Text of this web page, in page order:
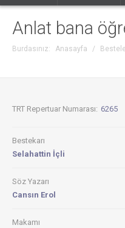
Anlat bana
Burdasınız: Anasayfa /
TRT Repertuar Numarası: 6265
Bestekarı
Selahattin İçli
Söz Yazarı
Cansın Erol
Makamı